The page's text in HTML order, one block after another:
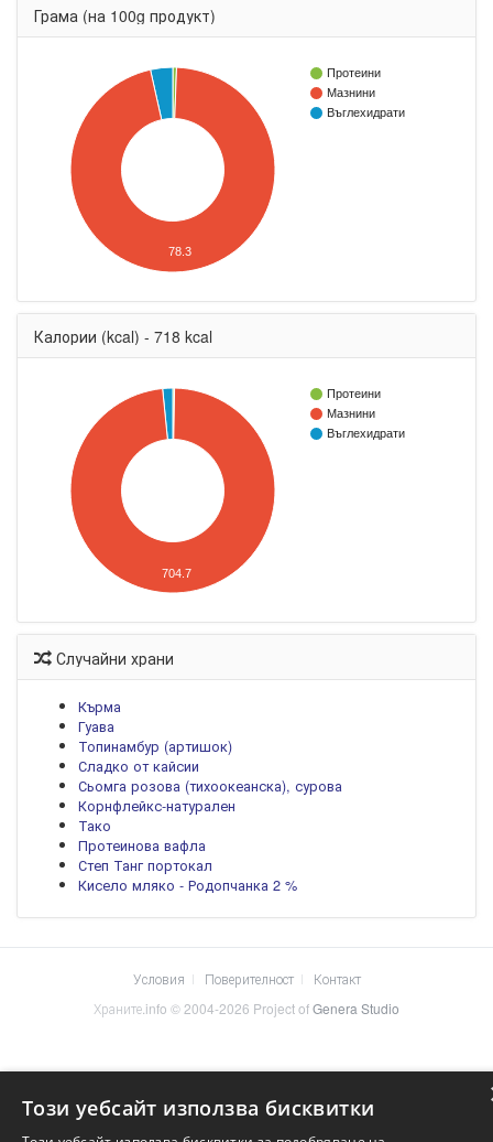
Грама (на 100g продукт)
Протеини
Мазнини
Въглехидрати
78.3
Калории (kcal) - 718 kcal
Протеини
Мазнини
Въглехидрати
704.7
Случайни храни
Кърма
Гуава
Топинамбур (артишок)
Сладко от кайсии
Сьомга розова (тихоокеанска), сурова
Корнфлейкс-натурален
Тако
Протеинова вафла
Степ Танг портокал
Кисело мляко - Родопчанка 2 %
Условия Поверителност
Контакт
Храните.info © 2004-2026 Project ofGenera Studio
Този уебсайт използва бисквитки